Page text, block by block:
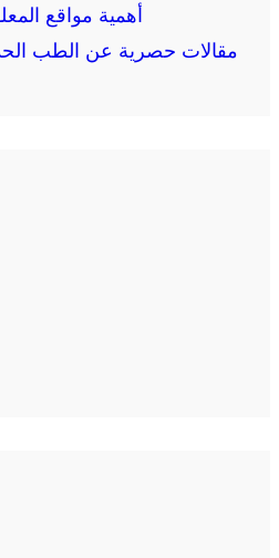
أهمية مواقع
مقالات حصرية عن الطب